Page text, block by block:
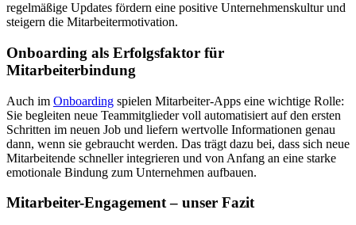
regelmäßige Updates fördern eine positive Unternehmenskultur und
steigern die Mitarbeitermotivation.
Onboarding als Erfolgsfaktor für
Mitarbeiterbindung
Auch im Onboarding spielen Mitarbeiter-Apps eine wichtige Rolle:
Sie begleiten neue Teammitglieder voll automatisiert auf den ersten
Schritten im neuen Job und liefern wertvolle Informationen genau
dann, wenn sie gebraucht werden. Das trägt dazu bei, dass sich neue
Mitarbeitende schneller integrieren und von Anfang an eine starke
emotionale Bindung zum Unternehmen aufbauen.
Mitarbeiter-Engagement – unser Fazit